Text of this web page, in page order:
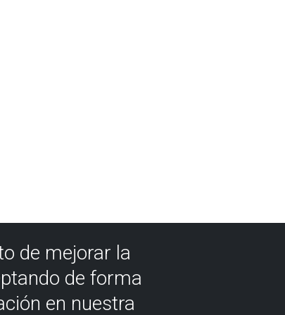
de mejorar la
de forma
en nuestra